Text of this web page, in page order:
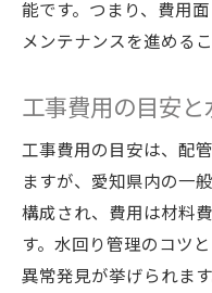
能です。つまり、費用
メンテナンスを進める
工事費用の目安
工事費用の目安は、配
ますが、愛知県内の一
構成され、費用は材料
す。水回り管理のコツ
異常発見が挙げられま